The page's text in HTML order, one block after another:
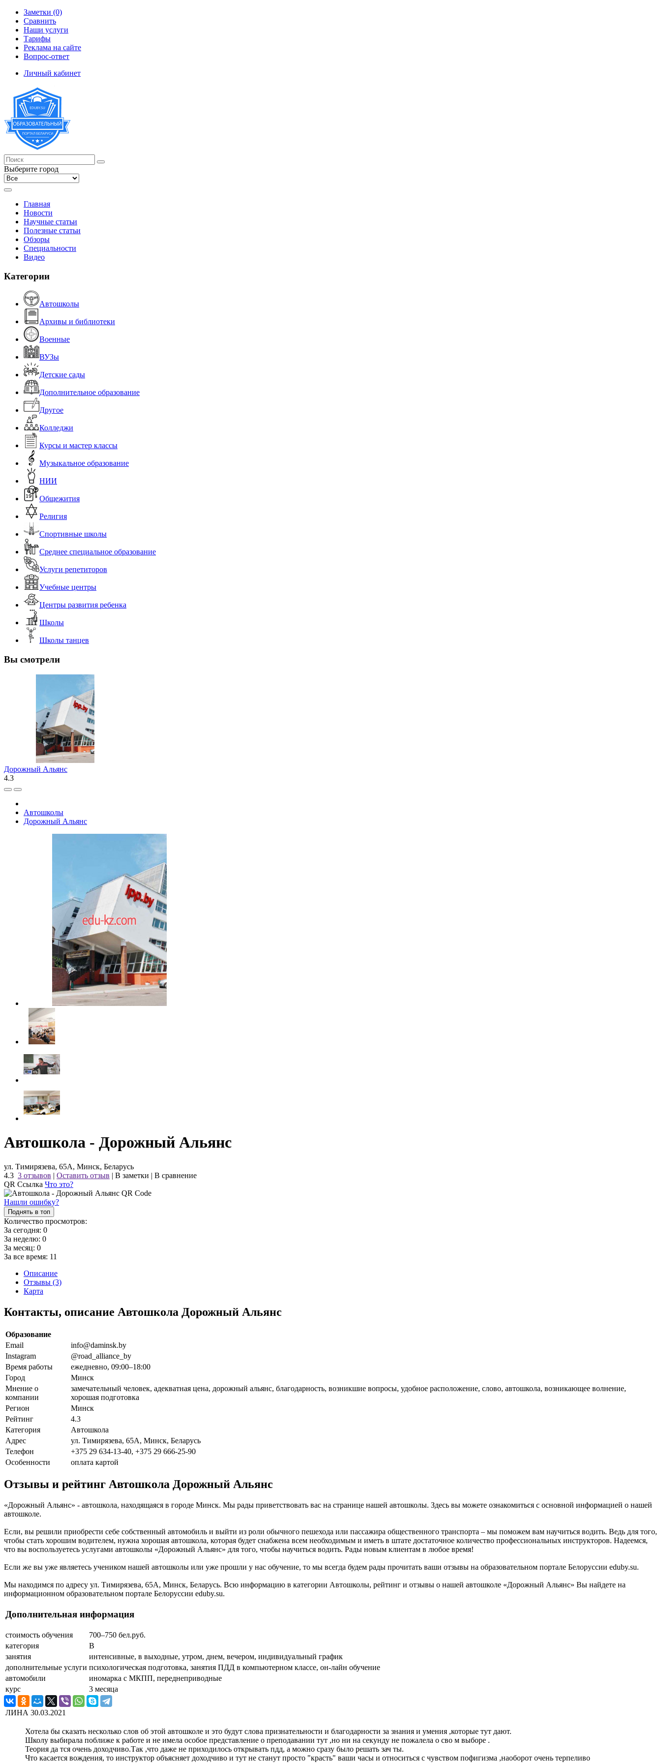
Заметки (0)
Сравнить
Наши услуги
Тарифы
Реклама на сайте
Вопрос-ответ
Личный кабинет
Выберите город
Главная
Новости
Научные статьи
Полезные статьи
Обзоры
Специальности
Видео
Категории
Автошколы
Архивы и библиотеки
Военные
ВУЗы
Детские сады
Дополнительное образование
Другое
Колледжи
Курсы и мастер классы
Музыкальное образование
НИИ
Общежития
Религия
Спортивные школы
Среднее специальное образование
Услуги репетиторов
Учебные центры
Центры развития ребенка
Школы
Школы танцев
Вы смотрели
Дорожный Альянс
4.3
Автошколы
Дорожный Альянс
Автошкола - Дорожный Альянс
ул. Тимирязева, 65А, Минск, Беларусь
4.3 3 отзывов | Оставить отзыв | В заметки | В сравнение
QR Ссылка Что это?
Нашли ошибку?
Поднять в топ
Количество просмотров:
За сегодня: 0
За неделю: 0
За месяц: 0
За все время: 11
Описание
Отзывы (3)
Карта
Контакты, описание Автошкола Дорожный Альянс
Образование
Email
info@daminsk.by
Instagram
@road_alliance_by
Время работы
ежедневно, 09:00–18:00
Город
Минск
Мнение о
компании
замечательный человек, адекватная цена, дорожный альянс, благодарность, возникшие вопросы, удобное расположение, слово, автошкола, возникающее волнение,
хорошая подготовка
Регион
Минск
Рейтинг
4.3
Категория
Автошкола
Адрес
ул. Тимирязева, 65А, Минск, Беларусь
Телефон
+375 29 634-13-40, +375 29 666-25-90
Особенности
оплата картой
Отзывы и рейтинг Автошкола Дорожный Альянс
«Дорожный Альянс» - автошкола, находящаяся в городе Минск. Мы рады приветствовать вас на странице нашей автошколы. Здесь вы можете ознакомиться с основной информацией о нашей
автошколе.
Если, вы решили приобрести себе собственный автомобиль и выйти из роли обычного пешехода или пассажира общественного транспорта – мы поможем вам научиться водить. Ведь для того,
чтобы стать хорошим водителем, нужна хорошая автошкола, которая будет снабжена всем необходимым и иметь в штате достаточное количество профессиональных инструкторов. Надеемся,
что вы воспользуетесь услугами автошколы «Дорожный Альянс» для того, чтобы научиться водить. Рады новым клиентам в любое время!
Если же вы уже являетесь учеником нашей автошколы или уже прошли у нас обучение, то мы всегда будем рады прочитать ваши отзывы на образовательном портале Белоруссии eduby.su.
Мы находимся по адресу ул. Тимирязева, 65А, Минск, Беларусь. Всю информацию в категории Автошколы, рейтинг и отзывы о нашей автошколе «Дорожный Альянс» Вы найдете на
информационном образовательном портале Белоруссии eduby.su.
Дополнительная информация
стоимость обучения
700–750 бел.руб.
категория
B
занятия
интенсивные, в выходные, утром, днем, вечером, индивидуальный график
дополнительные услуги психологическая подготовка, занятия ПДД в компьютерном классе, он-лайн обучение
автомобили
иномарка с МКПП, переднеприводные
курс
3 месяца
ЛИНА 30.03.2021
Хотела бы сказать несколько слов об этой автошколе и это будут слова признательности и благодарности за знания и умения ,которые тут дают.
Школу выбирала поближе к работе и не имела особое представление о преподавании тут ,но ни на секунду не пожалела о сво м выборе .
Теория да тся очень доходчиво.Так ,что даже не приходилось открывать пдд, а можно сразу было решать зач ты.
Что касается вождения, то инструктор объясняет доходчиво и тут не станут просто "красть" ваши часы и относиться с чувством пофигизма ,наоборот очень терпеливо